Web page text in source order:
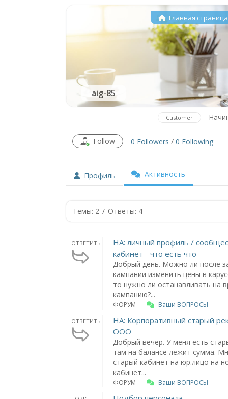
aig-85
Главная
Customer
Follow 0 Followers / 0 Following
Профиль Активность
Темы: 2 / Ответы: 4
ОТВЕТИТЬ
НА: личный профиль /
кабинет - что есть что
Добрый день. Можно ли после
кампании изменить цены в
то нужно ли останавливать на
кампанию?...
ФОРУМ Ваши ВОПРОСЫ
ОТВЕТИТЬ
НА: Корпоративный старый
ООО
Добрый вечер. У меня есть
там на балансе лежит сумма.
старый кабинет на юр.лицо на
кабинет...
ФОРУМ Ваши ВОПРОСЫ